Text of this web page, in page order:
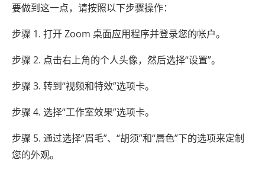
要做到这一点，请按照以下步骤操作：
步骤 1. 打开 Zoom 桌面应用程序并登录您的帐户。
步骤 2. 点击右上角的个人头像，然后选择“设置”。
步骤 3. 转到“视频和特效”选项卡。
步骤 4. 选择“工作室效果”选项卡。
步骤 5. 通过选择“眉毛”、“胡须”和“唇色”下的选项来定制
您的外观。